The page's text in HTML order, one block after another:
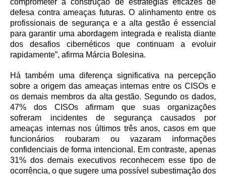
comprometer a construção de estratégias eficazes de
defesa contra ameaças futuras. O alinhamento entre os
profissionais de segurança e a alta gestão é essencial
para garantir uma abordagem integrada e realista diante
dos desafios cibernéticos que continuam a evoluir
rapidamente”, afirma Márcia Bolesina.
Há também uma diferença significativa na percepção
sobre a origem das ameaças internas entre os CISOs e
os demais membros da alta gestão. Segundo os dados,
47% dos CISOs afirmam que suas organizações
sofreram incidentes de segurança causados por
ameaças internas nos últimos três anos, casos em que
funcionários roubaram ou vazaram informações
confidenciais de forma intencional. Em contraste, apenas
31% dos demais executivos reconhecem esse tipo de
ocorrência, o que sugere uma possível subestimação dos